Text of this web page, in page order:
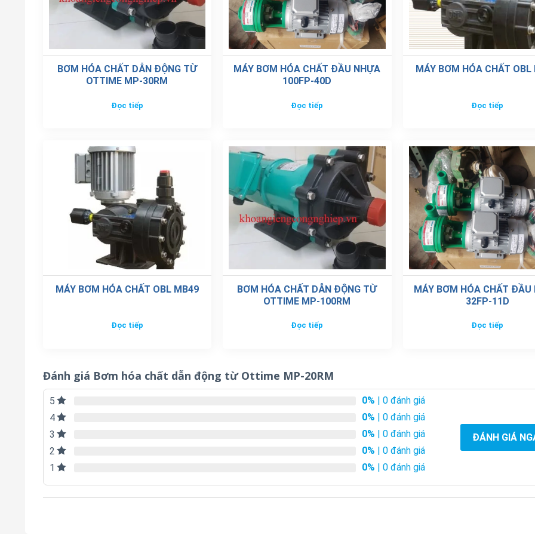
BƠM HÓA CHẤT DẪN ĐỘNG TỪ
OTTIME MP-30RM
Đọc tiếp
MÁY BƠM HÓA CHẤT ĐẦU NHỰA
100FP-40D
Đọc tiếp
MÁY BƠM HÓA CHẤT OBL
Đọc tiếp
MÁY BƠM HÓA CHẤT OBL MB49
Đọc tiếp
BƠM HÓA CHẤT DẪN ĐỘNG TỪ
OTTIME MP-100RM
Đọc tiếp
MÁY BƠM HÓA CHẤT ĐẦU
32FP-11D
Đọc tiếp
Đánh giá Bơm hóa chất dẫn động từ Ottime MP-20RM
5 0% | 0 đánh giá
4
0% | 0 đánh giá
3
0% | 0 đánh giá
2
0% | 0 đánh giá
1
0% | 0 đánh giá
ĐÁNH GIÁ